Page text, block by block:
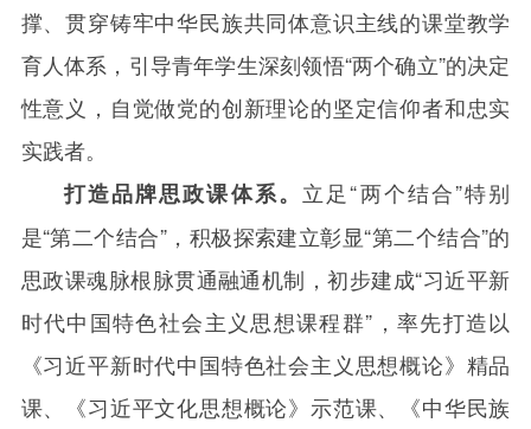
撑、贯穿铸牢中华民族共同体意识主线的课堂教学
育人体系，引导青年学生深刻领悟“两个确立”的决定
性意义，自觉做党的创新理论的坚定信仰者和忠实
实践者。
打造品牌思政课体系。 立足“两个结合”特别
是“第二个结合”，积极探索建立彰显“第二个结合”的
思政课魂脉根脉贯通融通机制，初步建成“习近平新
时代中国特色社会主义思想课程群”，率先打造以
《习近平新时代中国特色社会主义思想概论》精品
课、《习近平文化思想概论》示范课、《中华民族